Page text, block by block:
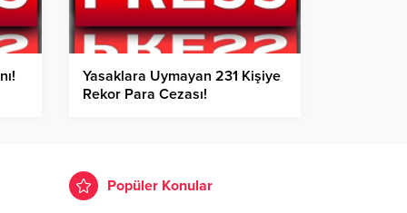
Yasaklara Uymayan 231 Kişiye
Rekor Para Cezası!
Popüler Konular